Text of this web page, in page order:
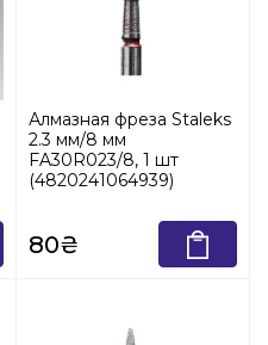
Алмазная фреза Staleks
2.3 мм/8 мм
FA30R023/8, 1 шт
(4820241064939)
80₴